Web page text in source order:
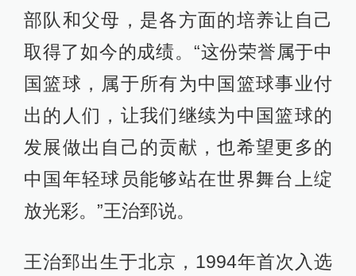
部队和父母，是各方面的培养让自己
取得了如今的成绩。“这份荣誉属于中
国篮球，属于所有为中国篮球事业付
出的人们，让我们继续为中国篮球的
发展做出自己的贡献，也希望更多的
中国年轻球员能够站在世界舞台上绽
放光彩。”王治郅说。
王治郅出生于北京，1994年首次入选